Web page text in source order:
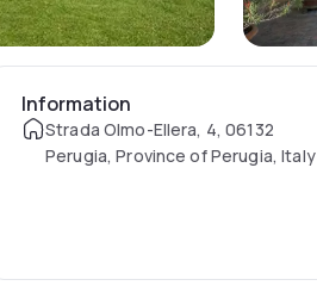
Information
Strada Olmo-Ellera, 4, 06132
Perugia, Province of Perugia, Italy